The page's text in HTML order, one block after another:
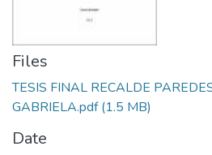
Files
TESIS FINAL RECALDE
GABRIELA.pdf(1.5 MB)
Date